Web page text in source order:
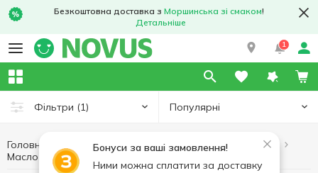
Безкоштовна доставка з Моршинська зі смаком!
Детальніше
1
Фільтри (1) Популярні
Бонуси за ваші замовлення!
Ними можна сплатити за доставку
Головна Яйця та молочні продукти Масло і маргарин
Масло солодковершкове